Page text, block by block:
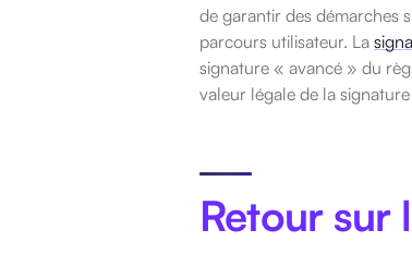
de garantir des démarches
parcours utilisateur. La
signature « avancé » du
valeur légale de la
Retour sur